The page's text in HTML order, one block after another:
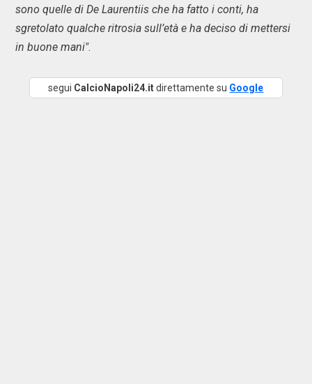
sono quelle di De Laurentiis che ha fatto i conti, ha
sgretolato qualche ritrosia sull’età e ha deciso di mettersi
in buone mani".
segui CalcioNapoli24.itdirettamente su Google